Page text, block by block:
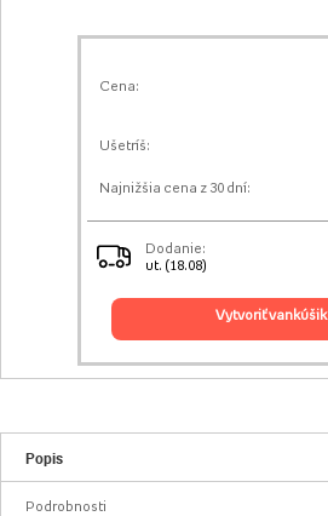
Cena:
Ušetríš:
Najnižšia cena z 30 dní:
Dodanie:
ut. (18.08)
vytvoriť vankúšik
Popis
Podrobnosti